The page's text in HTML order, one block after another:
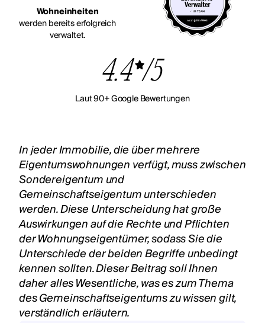
Wohneinheiten
werden bereits erfolgreich
verwaltet.
4.4 /5
Laut 90+ Google Bewertungen
In jeder Immobilie, die über mehrere
Eigentumswohnungen verfügt, muss zwischen
Sondereigentum und
Gemeinschaftseigentum unterschieden
werden. Diese Unterscheidung hat große
Auswirkungen auf die Rechte und Pflichten
der Wohnungseigentümer, sodass Sie die
Unterschiede der beiden Begriffe unbedingt
kennen sollten. Dieser Beitrag soll Ihnen
daher alles Wesentliche, was es zum Thema
des Gemeinschaftseigentums zu wissen gilt,
verständlich erläutern.